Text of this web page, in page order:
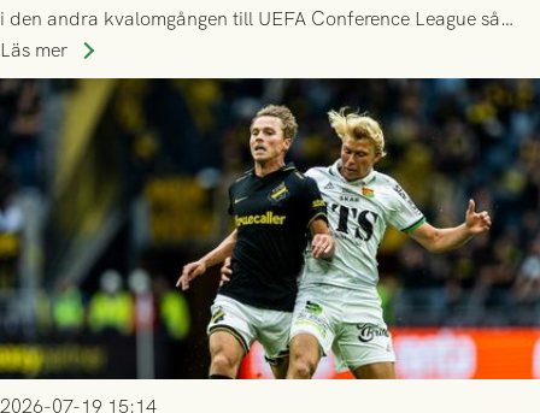
i den andra kvalomgången till UEFA Conference League så
spelas den tredje kvalomgången kort därpå. Motståndare blir
då vinnaren i mötet mellan isländska Valur och HŠK Zrinjski
Mostar från Bosnien och Hercegovina.
Läs mer
2026-07-19 15:14